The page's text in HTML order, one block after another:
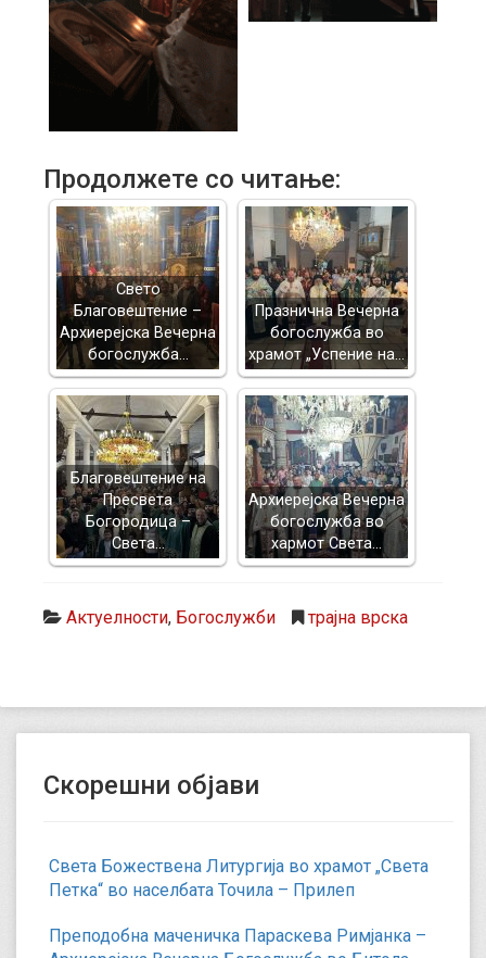
Продолжете со читање:
Свето
Благовештение –
Архиерејска Вечерна
богослужба…
Празнична Вечерна
богослужба во
храмот „Успение на…
Благовештение на
Пресвета
Богородица –
Света…
Архиерејска Вечерна
богослужба во
хармот Света…
Актуелности, Богослужби трајна врска
Скорешни објави
Света Божествена Литургија во храмот „Света
Петка“ во населбата Точила – Прилеп
Преподобна маченичка Параскева Римјанка –